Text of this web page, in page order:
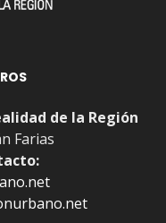
de la Región
Farias